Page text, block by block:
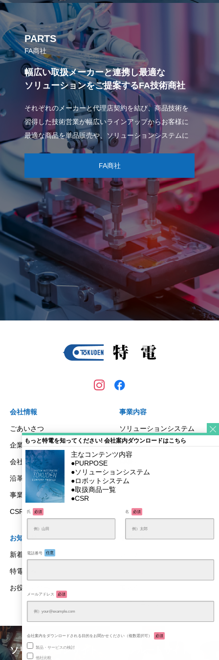
PARTS
FA商社
幅広い取扱メーカーと連携し最適な
ソリューションをご提案するFA技術商社
それぞれのメーカーと代理店契約を結び、商品技術を
習得した技術営業が幅広いラインアップからお客様に
最適な商品を単品販売や、ソリューションシステムに
してお届けいたします。
FA商社
会社情報
ごあいさつ
企業理念
会社概要
沿革
事業所
CSR
事業内容
ソリューションシステム
ロボットシステム
お知らせ
新着情報
特電情報
お役立ち情報
イベント
ソリューションサイト
もっと特電を知ってください! 会社案内ダウンロードはこちら
氏 必須 名 必須
電話番号 任意
メールアドレス 必須
会社案内をダウンロードされる目的をお聞かせください（複数選択可） 必須
製品・サービスの検討
他社比較